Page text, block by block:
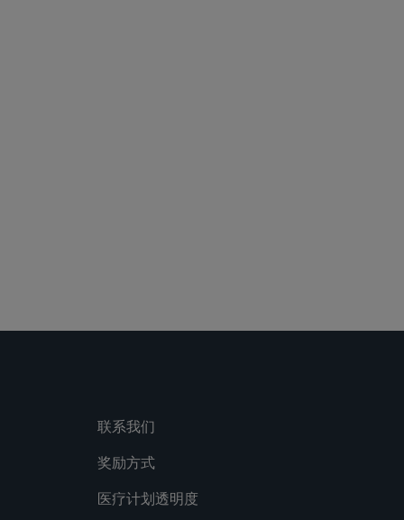
联系我们
奖励方式
医疗计划透明度